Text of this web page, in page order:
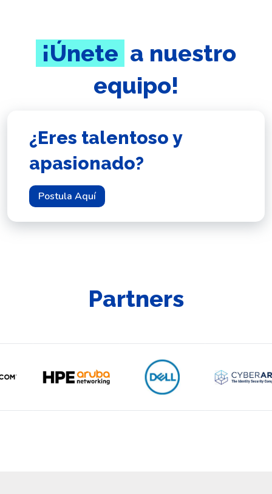
¡Únete a nuestro
equipo!
¿Eres talentoso y
apasionado?
Postula Aquí
Partners